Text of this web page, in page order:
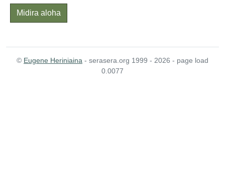
Midira aloha
© Eugene Heriniaina - serasera.org 1999 - 2026 - page load
0.0077